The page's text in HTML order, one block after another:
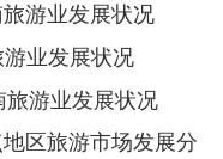
游业发展状况
业发展状况
游业发展状况
区旅游市场发展分